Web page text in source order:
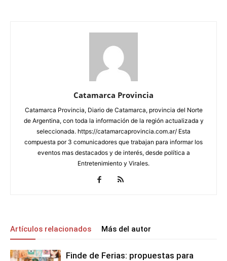
Catamarca Provincia
Catamarca Provincia, Diario de Catamarca, provincia del Norte
de Argentina, con toda la información de la región actualizada y
seleccionada. https://catamarcaprovincia.com.ar/ Esta
compuesta por 3 comunicadores que trabajan para informar los
eventos mas destacados y de interés, desde política a
Entretenimiento y Virales.
Artículos relacionados Más del autor
Finde de Ferias: propuestas para